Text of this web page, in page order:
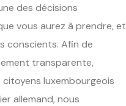
des décisions
vous aurez à prendre, et
conscients. Afin de
transparente,
luxembourgeois
allemand, nous